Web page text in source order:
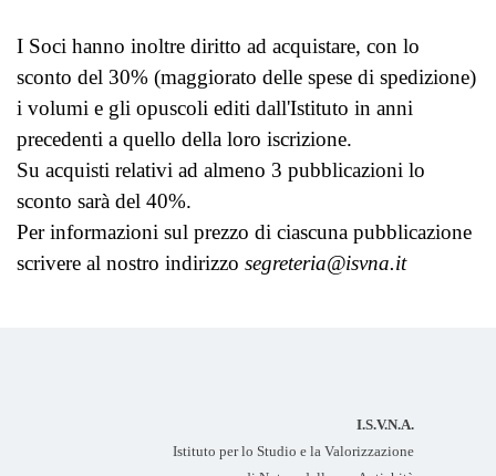
I Soci hanno inoltre diritto ad acquistare, con lo
sconto del 30% (maggiorato delle spese di spedizione)
i volumi e gli opuscoli editi dall'Istituto in anni
precedenti a quello della loro iscrizione.
Su acquisti relativi ad almeno 3 pubblicazioni lo
sconto sarà del 40%.
Per informazioni sul prezzo di ciascuna pubblicazione
scrivere al nostro indirizzo segreteria@isvna.it
I.S.V.N.A.
Istituto per lo Studio e la Valorizzazione